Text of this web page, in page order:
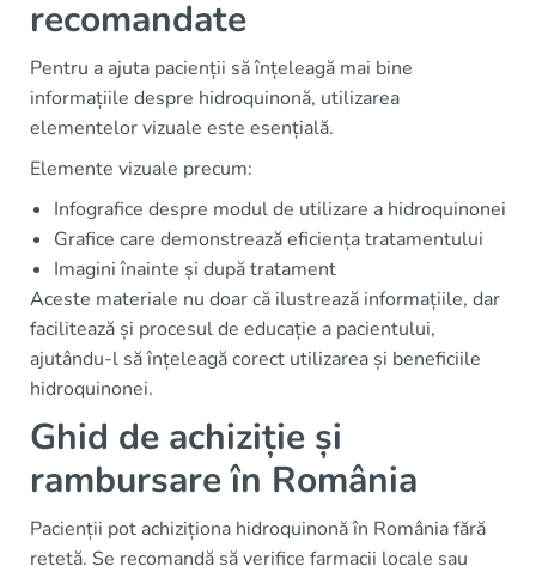
recomandate
Pentru a ajuta pacienții să înțeleagă mai bine
informațiile despre hidroquinonă, utilizarea
elementelor vizuale este esențială.
Elemente vizuale precum:
Infografice despre modul de utilizare a hidroquinonei
Grafice care demonstrează eficiența tratamentului
Imagini înainte și după tratament
Aceste materiale nu doar că ilustrează informațiile, dar
facilitează și procesul de educație a pacientului,
ajutându-l să înțeleagă corect utilizarea și beneficiile
hidroquinonei.
Ghid de achiziție și
rambursare în România
Pacienții pot achiziționa hidroquinonă în România fără
rețetă. Se recomandă să verifice farmacii locale sau